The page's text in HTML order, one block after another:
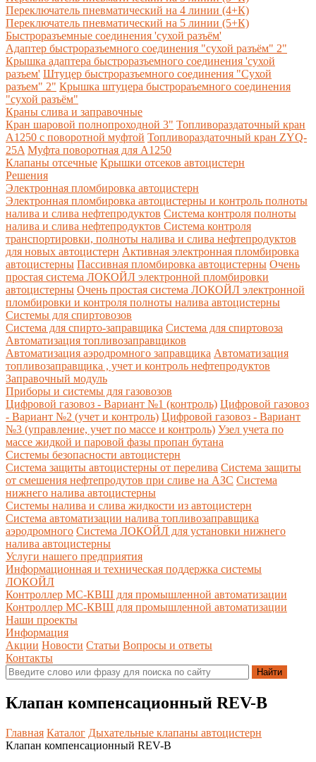
Переключатель пневматический на 4 линии (4+К)
Переключатель пневматический на 5 линии (5+К)
Быстроразъемные соединения 'сухой разъём'
Адаптер быстроразъемного соединения "сухой разъём" 2"
Крышка адаптера быстроразъемного соединения 'сухой
разъем' Штуцер быстроразъемного соединения "Сухой
разъем" 2" Крышка штуцера быстрораъемного соединения
"сухой разъём"
Краны слива и заправочные
Кран шаровой полнопроходной 3" Топливораздаточный кран
A1250 с поворотной муфтой Топливораздаточный кран ZYQ-
25A Муфта поворотная для А1250
Клапаны отсечные Крышки отсеков автоцистерн
Решения
Электронная пломбировка автоцистерн
Электронная пломбировка автоцистерны и контроль полноты
налива и слива нефтепродуктов Система контроля полноты
налива и слива нефтепродуктов Система контроля
транспортировки, полноты налива и слива нефтепродуктов
для новых автоцистерн Активная электронная пломбировка
автоцистерны Пассивная пломбировка автоцистерны Очень
простая система ЛОКОЙЛ электронной пломбировки
автоцистерны Очень простая система ЛОКОЙЛ электронной
пломбировки и контроля полноты налива автоцистерны
Системы для спиртовозов
Система для спирто-заправщика Система для спиртовоза
Автоматизация топливозаправщиков
Автоматизация аэродромного заправщика Автоматизация
топливозаправщика , учет и контроль нефтепродуктов
Заправочный модуль
Приборы и системы для газовозов
Цифровой газовоз - Вариант №1 (контроль) Цифровой газовоз
- Вариант №2 (учет и контроль) Цифровой газовоз - Вариант
№3 (управление, учет по массе и контроль) Узел учета по
массе жидкой и паровой фазы пропан бутана
Системы безопасности автоцистерн
Система защиты автоцистерны от перелива Система защиты
от смешения нефтепродутов при сливе на АЗС Система
нижнего налива автоцистерны
Системы налива и слива жидкости из автоцистерн
Система автоматизации налива топливозаправщика
аэродромного Система ЛОКОЙЛ для установки нижнего
налива автоцистерны
Услуги нашего предприятия
Информационная и техническая поддержка системы
ЛОКОЙЛ
Контроллер МС-КВШ для промышленной автоматизации
Контроллер МС-КВШ для промышленной автоматизации
Наши проекты
Информация
Акции Новости Статьи Вопросы и ответы
Контакты
Клапан компенсационный REV-B
Главная Каталог Дыхательные клапаны автоцистерн
Клапан компенсационный REV-B